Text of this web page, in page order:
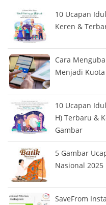
10 Ucapan
Keren &
Cara
Menjadi
10 Ucapan
H) Terbaru &
Gambar
5 Gambar
Nasional 2025
SaveFrom